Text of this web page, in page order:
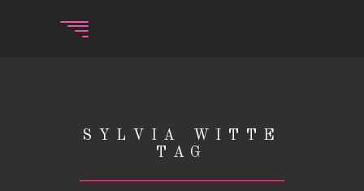
SYLVIA WITTE
TAG